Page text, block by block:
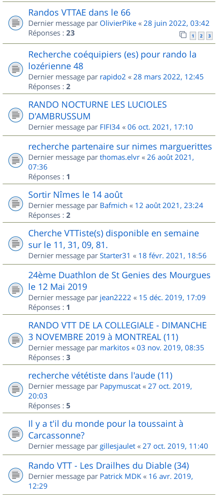
Randos VTTAE dans le 66
Dernier message par OlivierPike « 28 juin 2022, 03:42
Réponses : 23 1 2 3
Recherche coéquipiers (es) pour rando la
lozérienne 48
Dernier message par rapido2 « 28 mars 2022, 12:45
Réponses : 2
RANDO NOCTURNE LES LUCIOLES
D'AMBRUSSUM
Dernier message par FIFI34 « 06 oct. 2021, 17:10
recherche partenaire sur nimes marguerittes
Dernier message par thomas.elvr « 26 août 2021,
07:36
Réponses : 1
Sortir Nîmes le 14 août
Dernier message par Bafmich « 12 août 2021, 23:24
Réponses : 2
Cherche VTTiste(s) disponible en semaine
sur le 11, 31, 09, 81.
Dernier message par Starter31 « 18 févr. 2021, 18:56
24ème Duathlon de St Genies des Mourgues
le 12 Mai 2019
Dernier message par jean2222 « 15 déc. 2019, 17:09
Réponses : 1
RANDO VTT DE LA COLLEGIALE - DIMANCHE
3 NOVEMBRE 2019 à MONTREAL (11)
Dernier message par markitos « 03 nov. 2019, 08:35
Réponses : 3
recherche vététiste dans l'aude (11)
Dernier message par Papymuscat « 27 oct. 2019,
20:03
Réponses : 5
Il y a t'il du monde pour la toussaint à
Carcassonne?
Dernier message par gillesjaulet « 27 oct. 2019, 11:40
Rando VTT - Les Drailhes du Diable (34)
Dernier message par Patrick MDK « 16 avr. 2019,
12:29